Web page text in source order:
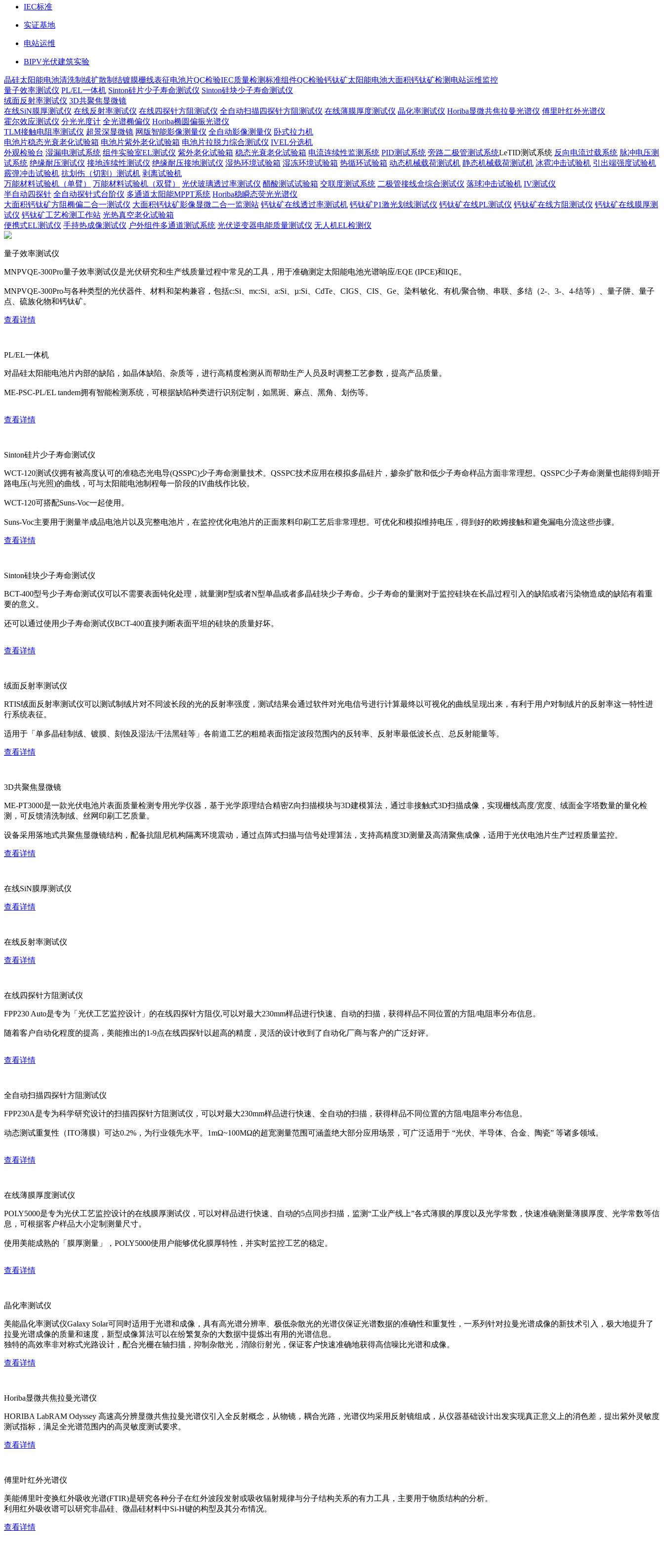
IEC标准
实证基地
电站运维
BIPV光伏建筑实验
晶硅太阳能电池清洗制绒扩散制结镀膜栅线表征电池片QC检验IEC质量检测标准组件QC检验钙钛矿太阳能电池大面积钙钛矿检测 电站运维监控
量子效率测试仪 PL/EL一体机 Sinton硅片少子寿命测试仪 Sinton硅块少子寿命测试仪
绒面反射率测试仪 3D共聚焦显微镜
在线SiN膜厚测试仪 在线反射率测试仪 在线四探针方阻测试仪 全自动扫描四探针方阻测试仪 在线薄膜厚度测试仪 晶化率测试仪 Horiba显微共焦拉曼光谱仪 傅里叶红外光谱仪
霍尔效应测试仪 分光光度计 全光谱椭偏仪 Horiba椭圆偏振光谱仪
TLM接触电阻率测试仪 超景深显微镜 网版智能影像测量仪 全自动影像测量仪 卧式拉力机
电池片稳态光衰老化试验箱 电池片紫外老化试验箱 电池片拉脱力综合测试仪 IVEL分选机
外观检验台 湿漏电测试系统 组件实验室EL测试仪 紫外老化试验箱 稳态光衰老化试验箱 电流连续性监测系统 PID测试系统 旁路二极管测试系统LeTID测试系统 反向电流过载系统 脉冲电压测
试系统 绝缘耐压测试仪 接地连续性测试仪 绝缘耐压接地测试仪 湿热环境试验箱 湿冻环境试验箱 热循环试验箱 动态机械载荷测试机 静态机械载荷测试机 冰雹冲击试验机 引出端强度试验机
霰弹冲击试验机 抗划伤（切割）测试机 剥离试验机
万能材料试验机（单臂）
万能材料试验机（双臂） 光伏玻璃透过率测试仪 醋酸测试试验箱 交联度测试系统 二极管接线盒综合测试仪 落球冲击试验机 IV测试仪
半自动四探针 全自动探针式台阶仪 多通道太阳能MPPT系统 Horiba稳瞬态荧光光谱仪
大面积钙钛矿方阻椭偏二合一测试仪 大面积钙钛矿影像显微二合一监测站 钙钛矿在线透过率测试机 钙钛矿P1激光划线测试仪 钙钛矿在线PL测试仪 钙钛矿在线方阻测试仪 钙钛矿在线膜厚测
试仪 钙钛矿工艺检测工作站 光热真空老化试验箱
便携式EL测试仪 手持热成像测试仪 户外组件多通道测试系统 光伏逆变器电能质量测试仪 无人机EL检测仪
量子效率测试仪
MNPVQE-300Pro量子效率测试仪是光伏研究和生产线质量过程中常见的工具，用于准确测定太阳能电池光谱响应/EQE (IPCE)和IQE。
MNPVQE-300Pro与各种类型的光伏器件、材料和架构兼容，包括c:Si、mc:Si、a:Si、µ:Si、CdTe、CIGS、CIS、Ge、染料敏化、有机/聚合物、串联、多结（2-、3-、4-结等）、量子阱、量子
点、硫族化物和钙钛矿。
查看详情
PL/EL一体机
对晶硅太阳能电池片内部的缺陷，如晶体缺陷、杂质等，进行高精度检测从而帮助生产人员及时调整工艺参数，提高产品质量。
ME-PSC-PL/EL tandem拥有智能检测系统，可根据缺陷种类进行识别定制，如黑斑、麻点、黑角、划伤等。
查看详情
Sinton硅片少子寿命测试仪
WCT-120测试仪拥有被高度认可的准稳态光电导(QSSPC)少子寿命测量技术。QSSPC技术应用在模拟多晶硅片，掺杂扩散和低少子寿命样品方面非常理想。QSSPC少子寿命测量也能得到暗开
路电压(与光照)的曲线，可与太阳能电池制程每一阶段的IV曲线作比较。
WCT-120可搭配Suns-Voc一起使用。
Suns-Voc主要用于测量半成品电池片以及完整电池片，在监控优化电池片的正面浆料印刷工艺后非常理想。可优化和模拟维持电压，得到好的欧姆接触和避免漏电分流这些步骤。
查看详情
Sinton硅块少子寿命测试仪
BCT-400型号少子寿命测试仪可以不需要表面钝化处理，就量测P型或者N型单晶或者多晶硅块少子寿命。少子寿命的量测对于监控硅块在长晶过程引入的缺陷或者污染物造成的缺陷有着重
要的意义。
还可以通过使用少子寿命测试仪BCT-400直接判断表面平坦的硅块的质量好坏。
查看详情
绒面反射率测试仪
RTIS绒面反射率测试仪可以测试制绒片对不同波长段的光的反射率强度，测试结果会通过软件对光电信号进行计算最终以可视化的曲线呈现出来，有利于用户对制绒片的反射率这一特性进
行系统表征。
适用于「单多晶硅制绒、镀膜、刻蚀及湿法/干法黑硅等」各前道工艺的粗糙表面指定波段范围内的反转率、反射率最低波长点、总反射能量等。
查看详情
3D共聚焦显微镜
ME-PT3000是一款光伏电池片表面质量检测专用光学仪器，基于光学原理结合精密Z向扫描模块与3D建模算法，通过非接触式3D扫描成像，实现栅线高度/宽度、绒面金字塔数量的量化检
测，可反馈清洗制绒、丝网印刷工艺质量。
设备采用落地式共聚焦显微镜结构，配备抗阻尼机构隔离环境震动，通过点阵式扫描与信号处理算法，支持高精度3D测量及高清聚焦成像，适用于光伏电池片生产过程质量监控。
查看详情
在线SiN膜厚测试仪
查看详情
在线反射率测试仪
查看详情
在线四探针方阻测试仪
FPP230 Auto是专为「光伏工艺监控设计」的在线四探针方阻仪,可以对最大230mm样品进行快速、自动的扫描，获得样品不同位置的方阻/电阻率分布信息。
随着客户自动化程度的提高，美能推出的1-9点在线四探针以超高的精度，灵活的设计收到了自动化厂商与客户的广泛好评。
查看详情
全自动扫描四探针方阻测试仪
FPP230A是专为科学研究设计的扫描四探针方阻测试仪，可以对最大230mm样品进行快速、全自动的扫描，获得样品不同位置的方阻/电阻率分布信息。
动态测试重复性（ITO薄膜）可达0.2%，为行业领先水平。1mΩ~100MΩ的超宽测量范围可涵盖绝大部分应用场景，可广泛适用于 “光伏、半导体、合金、陶瓷” 等诸多领域。
查看详情
在线薄膜厚度测试仪
POLY5000是专为光伏工艺监控设计的在线膜厚测试仪，可以对样品进行快速、自动的5点同步扫描，监测“工业产线上”各式薄膜的厚度以及光学常数，快速准确测量薄膜厚度、光学常数等信
息，可根据客户样品大小定制测量尺寸。
使用美能成熟的「膜厚测量」，POLY5000使用户能够优化膜厚特性，并实时监控工艺的稳定。
查看详情
晶化率测试仪
美能晶化率测试仪Galaxy Solar可同时适用于光谱和成像，具有高光谱分辨率、极低杂散光的光谱仪保证光谱数据的准确性和重复性，一系列针对拉曼光谱成像的新技术引入，极大地提升了
拉曼光谱成像的质量和速度，新型成像算法可以在纷繁复杂的大数据中提炼出有用的光谱信息。
独特的高效率非对称式光路设计，配合光栅在轴扫描，抑制杂散光，消除衍射光，保证客户快速准确地获得高信噪比光谱和成像。
查看详情
Horiba显微共焦拉曼光谱仪
HORIBA LabRAM Odyssey 高速高分辨显微共焦拉曼光谱仪引入全反射概念，从物镜，耦合光路，光谱仪均采用反射镜组成，从仪器基础设计出发实现真正意义上的消色差，提出紫外灵敏度
测试指标，满足全光谱范围内的高灵敏度测试要求。
查看详情
傅里叶红外光谱仪
美能傅里叶变换红外吸收光谱(FTIR)是研究各种分子在红外波段发射或吸收辐射规律与分子结构关系的有力工具，主要用于物质结构的分析。
利用红外吸收谱可以研究非晶硅、微晶硅材料中Si-H键的构型及其分布情况。
查看详情